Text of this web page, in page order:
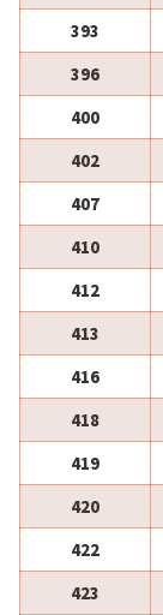
393
396
400
402
407
410
412
413
416
418
419
420
422
423